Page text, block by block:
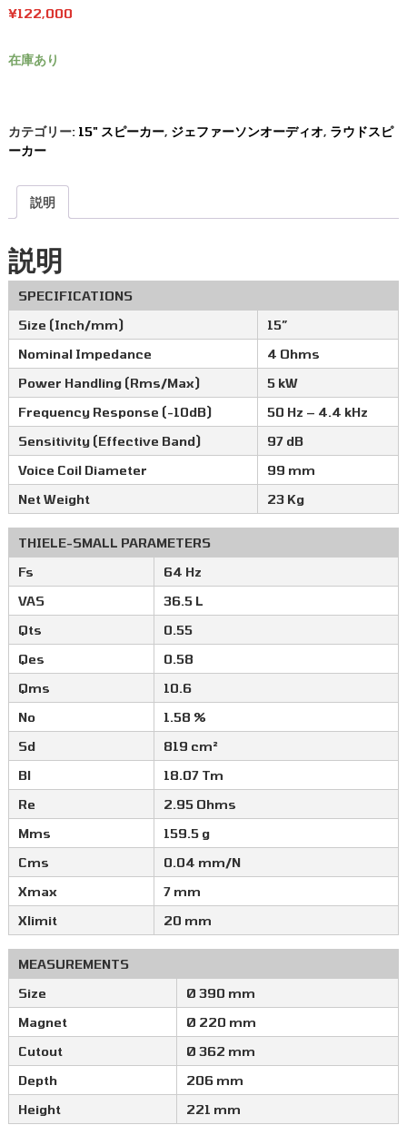
¥122,000
在庫あり
カテゴリー: 15" スピーカー, ジェファーソンオーディオ, ラウドスピ
ーカー
説明
説明
SPECIFICATIONS
Size (Inch/mm)
15″
Nominal Impedance
4 Ohms
Power Handling (Rms/Max)
5 kW
Frequency Response (-10dB)
50 Hz – 4.4 kHz
Sensitivity (Effective Band)
97 dB
Voice Coil Diameter
99 mm
Net Weight
23 Kg
THIELE-SMALL PARAMETERS
Fs
64 Hz
VAS
36.5 L
Qts
0.55
Qes
0.58
Qms
10.6
No
1.58 %
Sd
819 cm²
Bl
18.07 Tm
Re
2.95 Ohms
Mms
159.5 g
Cms
0.04 mm/N
Xmax
7 mm
Xlimit
20 mm
MEASUREMENTS
Size
Ø 390 mm
Magnet
Ø 220 mm
Cutout
Ø 362 mm
Depth
206 mm
Height
221 mm